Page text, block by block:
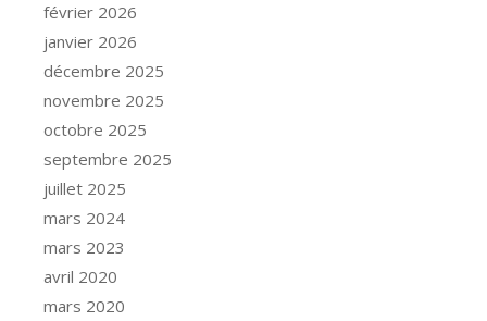
février 2026
janvier 2026
décembre 2025
novembre 2025
octobre 2025
septembre 2025
juillet 2025
mars 2024
mars 2023
avril 2020
mars 2020